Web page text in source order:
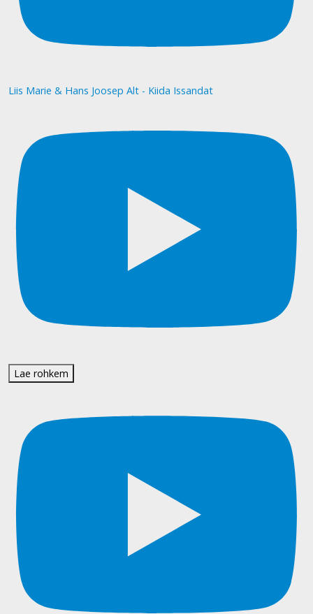
Liis Marie & Hans Joosep Alt - Kiida Issandat
Lae rohkem